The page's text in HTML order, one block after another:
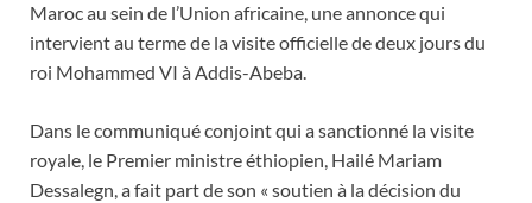
Maroc au sein de l’Union africaine, une annonce qui
intervient au terme de la visite officielle de deux jours du
roi Mohammed VI à Addis-Abeba.
Dans le communiqué conjoint qui a sanctionné la visite
royale, le Premier ministre éthiopien, Hailé Mariam
Dessalegn, a fait part de son « soutien à la décision du